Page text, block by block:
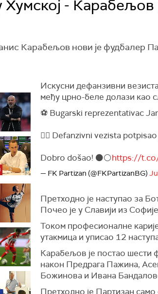
Хумској -
Карабељов нови је фудбалер
Искусни дефанзивни
међу црно-беле долази као
⚽️ Bugarski reprezentativac
✍🏼 Defanzivni vezista
Dobro došao! ⚫️⚪️https://
— FK Partizan (@FKPartizanBG)
Претходно је наступао за
Почео је у Славији из
Током професионалне
утакмица и уписао 12
Карабељов је постао шести
након Предрага Пажина,
Божинова и Ивана
Претходно је Партизан само